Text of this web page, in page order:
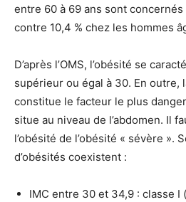
entre 60 à 69 ans sont
contre 10,4 % chez les hommes
D’après l’OMS, l’obésité se
supérieur ou égal à 30. En outre,
constitue le facteur le plus
situe au niveau de l’abdomen. Il
l’obésité de l’obésité « sévère ».
d’obésités coexistent :
IMC entre 30 et 34,9 : classe I